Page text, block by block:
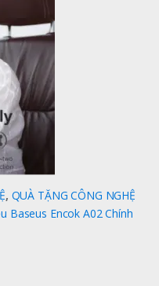
, QUÀ TẶNG CÔNG NGHỆ
Baseus Encok A02 Chính